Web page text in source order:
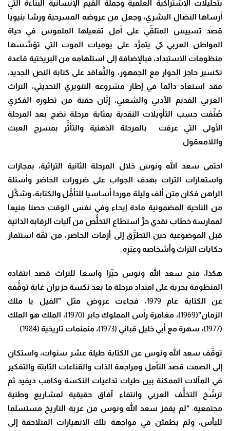
بتحليلات الاشتراكية العلمية وجملة القيم الإنسانية البنَّاءة التي
أرساها النضال البشري، وجعل من عروضه المسرحية ورشا بنيويا
قصد تسييس المتلقِّي على أمل تفعيلها الملموس في حياة
المواطن العربي كي يتمرَّد على يوميات الموت التي تؤسِّسها
منظومات الاستبداد، فبالإضافة إلى استلهامه من البريختية قاعدة
تكسير حاجز الحوار مع الجمهور، والتَّعاقد على كتابة النص الجديد،
فقد استعاد دائما في إطار مشروعه التنويري التحديثي، التراث
العربي القديم الأدبي والشعبي، إبَّان حقبة من تطوره الفكري
صُنِّفت حسب التأويلات النقدية بمثابة مرحلة نضج بعد المرحلة
الأولى التي عرفت بالمرحلة الذهنية والتأثُّر بمسرح العبث
واللامعقول
احتمى سعد الله ونوس خلال المرحلة الثانية التراثية، بمجازات
واستعارات التراث بهدف الجواب على ضرورات الحاضر وأسئلة
الراهن فكان متن ألف وليلة موردا أساسيا للتأمُّل والكتابة، وشكَّل
من الناحية المضمونية مادة إيحاء وفي نفس الوقتحصنا منيعا
لممارسة خطاب نقدي حرٍّ استطاع التخلُّص من آليات الرقابة الذاتية
قبل الموضوعية حين التطرُّق إلى أزمات الحاضر ، من ثمَّة استثمار
حكايات التراث وأشخاصه وعِبَرِه
هكذا، منح سعد الله ونوس حيِّزا واسعا للتراث قصد انتقاده
المنظومة بحرية على امتداد مرحلة ما بعد نكسة حزيران غاية توقُّفه
عن الكتابة عام 1979،
فجاءت عروض مثل ”الفيل يا ملك
الزمان”(1969
)، مغامرة رأس المملوك جابر (1970)، الملك هو الملك
(
1977)، سهرة مع أبي خليل قباني (1973
)، منمنمات تاريخية (1984
)
توقَّف سعد الله ونوس عن الكتابة طيلة عشر سنوات، واستكان
إلى الصمت قصد التأمل ومراجعة الذات والقناعات الثابتة والتفكير
في المآلات الممكنة بين طيات تداعيات النكسة وكامب ديفيد ثم
ترسُّخ التخلُّف العربي وانتفاء آفاق حقيقية لمشاريع وطنية
مجتمعية:“لم يقفز سعد الله ونوس من عربة التاريخ مستسلما
لليأس، ولم يطمئن في مواجهة تلك الانهيارات المتلاحقة إلى